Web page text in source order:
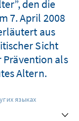
den die
7. April 2008
aus
Sicht
als
Altern.
языках